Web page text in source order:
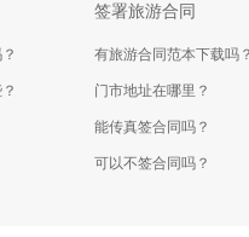
签署旅游合同
有旅游合同范本下载吗
门市地址在哪里？
能传真签合同吗？
可以不签合同吗？